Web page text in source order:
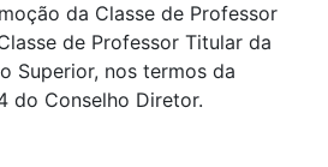
da Classe de Professor
de Professor Titular da
Superior, nos termos da
do Conselho Diretor.